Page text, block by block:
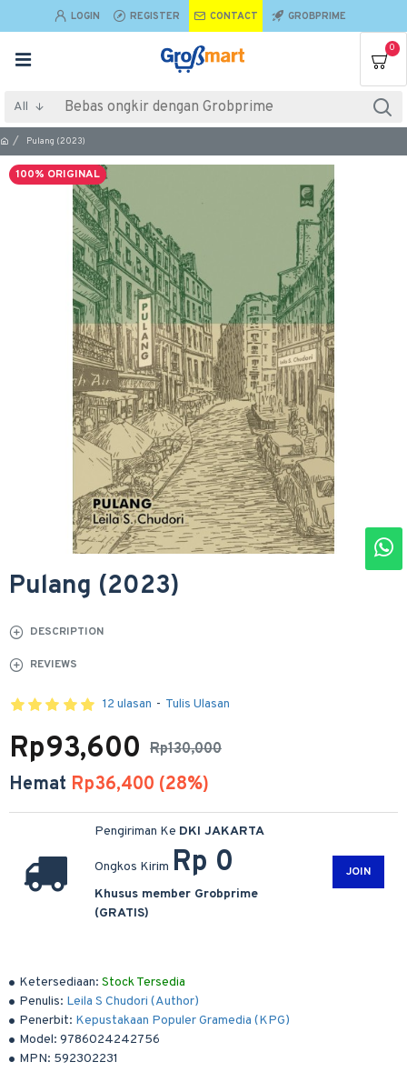
LOGIN REGISTER CONTACT GROBPRIME
0
All
Pulang (2023)
100% ORIGINAL
Pulang (2023)
DESCRIPTION
REVIEWS
Ketersediaan: Stock Tersedia
Penulis: Leila S Chudori (Author)
Penerbit: Kepustakaan Populer Gramedia (KPG)
Model: 9786024242756
MPN: 592302231
12 ulasan - Tulis Ulasan
Rp130,000
Rp93,600
Hemat Rp36,400 (28%)
Pengiriman Ke DKI JAKARTA
Ongkos Kirim Rp 0
Khusus member Grobprime
(GRATIS)
JOIN